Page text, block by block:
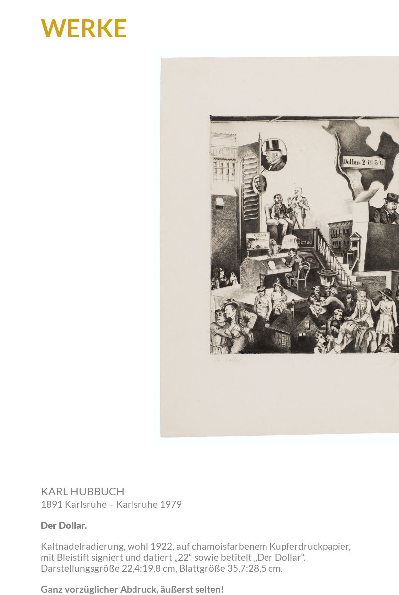
WERKE
KARL HUBBUCH
1891 Karlsruhe – Karlsruhe 1979
Der Dollar.
Kaltnadelradierung, wohl 1922, auf chamoisfarbenem Kupferdruckpapier,
mit Bleistift signiert und datiert „22“ sowie betitelt „Der Dollar“.
Darstellungsgröße 22,4:19,8 cm, Blattgröße 35,7:28,5 cm.
Ganz vorzüglicher Abdruck, äußerst selten!